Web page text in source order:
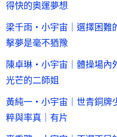
得快的奧運夢想
梁千雨・小宇宙｜選擇困
擊夢是毫不猶豫
陳卓琳・小宇宙｜體操場
光芒的二師姐
黃純一・小宇宙｜世青銅
粹與率真｜有片